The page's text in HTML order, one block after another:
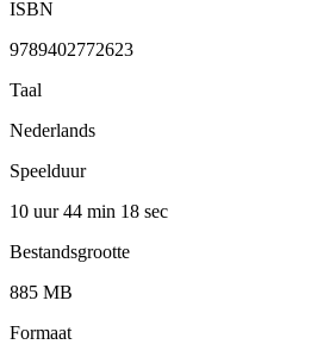
ISBN
9789402772623
Taal
Nederlands
Speelduur
10 uur 44 min 18 sec
Bestandsgrootte
885 MB
Formaat